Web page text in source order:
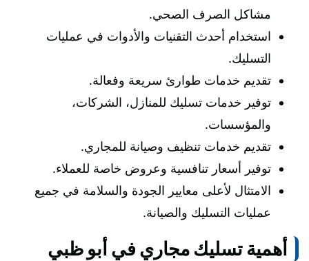
مشاكل الصرف الصحي.
استخدام أحدث التقنيات والأدوات في عمليات
التسليك.
تقديم خدمات طوارئ سريعة وفعالة.
توفير خدمات تسليك للمنازل، الشركات،
والمؤسسات.
تقديم خدمات تنظيف وصيانة للمجاري.
توفير أسعار تنافسية وعروض خاصة للعملاء.
الامتثال لأعلى معايير الجودة والسلامة في جميع
عمليات التسليك والصيانة.
أهمية تسليك مجاري في أبو ظبي